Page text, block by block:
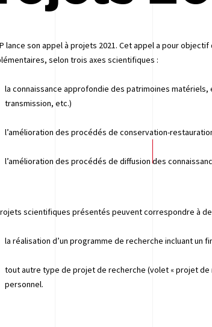
lance son appel à projets 2021. Cet appel a pour
selon trois axes scientifiques :
la connaissance approfondie des patrimoines
transmission, etc.)
l’amélioration des procédés de conservation-
l’amélioration des procédés de diffusion des
scientifiques présentés peuvent correspondre à
la réalisation d’un programme de recherche incluant un
tout autre type de projet de recherche (volet « projet
personnel.